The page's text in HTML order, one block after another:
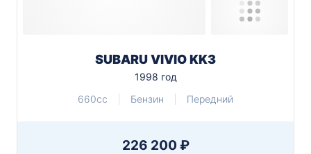
SUBARU VIVIO KK3
1998 год
660cc
Бензин Передний
226 200 ₽